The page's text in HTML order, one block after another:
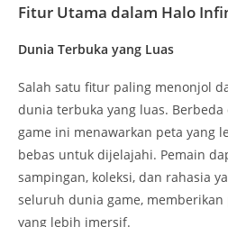
Fitur Utama dalam Halo
Dunia Terbuka yang Luas
Salah satu fitur paling menonjol
dunia terbuka yang luas.
game ini menawarkan peta yang
bebas untuk dijelajahi. Pemain
sampingan, koleksi, dan rahasia
seluruh dunia game,
yang lebih imersif.